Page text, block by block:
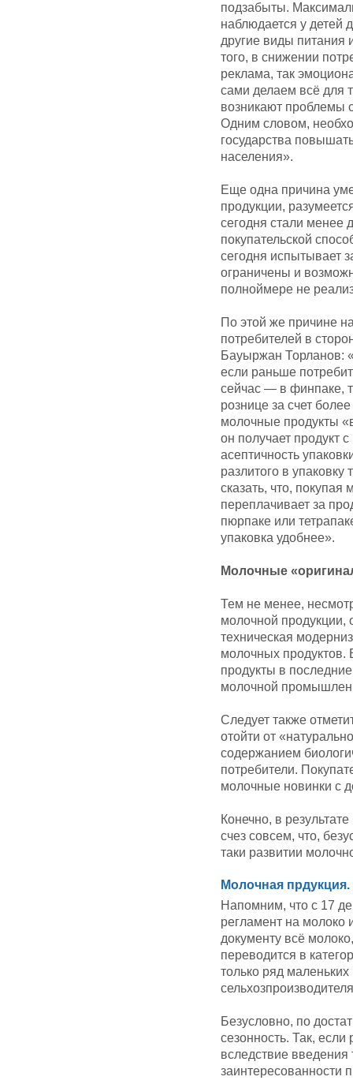
подзабыты.
наблюдается у детей
другие виды питания
того, в снижении
реклама, так
сами делаем всё для
возникают проблемы
Одним словом,
государства
населения».
Еще одна причина
продукции,
сегодня стали менее
покупательской
сегодня испытывает
ограничены и
полноймере не
По этой же причине
потребителей в
Бауыржан Торланов:
если раньше
сейчас — в финпаке,
рознице за счет
молочные продукты
он получает продукт
асептичность
разлитого в
сказать, что, покупая
переплачивает за
пюрпаке или
упаковка удобнее».
Молочные
Тем не менее,
молочной
техническая
молочных продуктов.
продукты в
молочной
Следует также
отойти от
содержанием
потребители.
молочные новинки с
Конечно, в
счез совсем, что,
таки развитии
Молочная
Напомним, что с 17
регламент на молоко
документу всё
переводится в
только ряд
Безусловно, по
сезонность. Так,
вследствие
заинтересованности